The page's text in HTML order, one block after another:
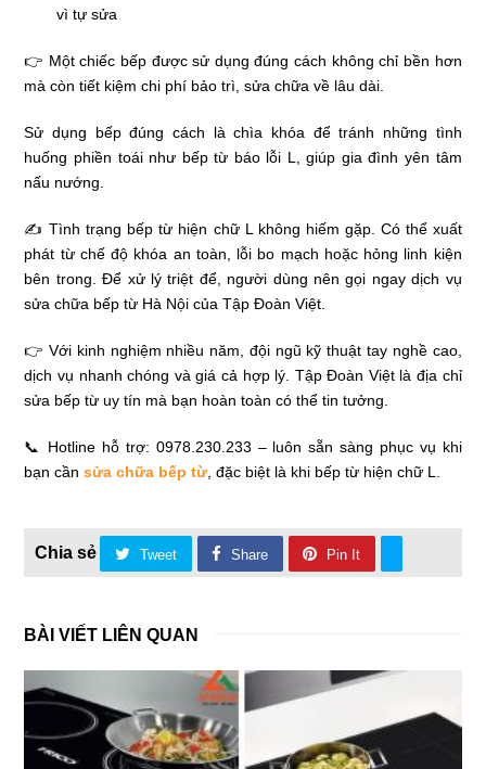
vì tự sửa
👉 Một chiếc bếp được sử dụng đúng cách không chỉ bền hơn
mà còn tiết kiệm chi phí bảo trì, sửa chữa về lâu dài.
Sử dụng bếp đúng cách là chìa khóa để tránh những tình
huống phiền toái như bếp từ báo lỗi L, giúp gia đình yên tâm
nấu nướng.
✍ Tình trạng bếp từ hiện chữ L không hiếm gặp. Có thể xuất
phát từ chế độ khóa an toàn, lỗi bo mạch hoặc hỏng linh kiện
bên trong. Để xử lý triệt để, người dùng nên gọi ngay dịch vụ
sửa chữa bếp từ Hà Nội của Tập Đoàn Việt.
👉 Với kinh nghiệm nhiều năm, đội ngũ kỹ thuật tay nghề cao,
dịch vụ nhanh chóng và giá cả hợp lý. Tập Đoàn Việt là địa chỉ
sửa bếp từ uy tín mà bạn hoàn toàn có thể tin tưởng.
📞 Hotline hỗ trợ: 0978.230.233 – luôn sẵn sàng phục vụ khi
bạn cầnsửa chữa bếp từ, đặc biệt là khi bếp từ hiện chữ L.
Tweet Share Pin It
BÀI VIẾT LIÊN QUAN